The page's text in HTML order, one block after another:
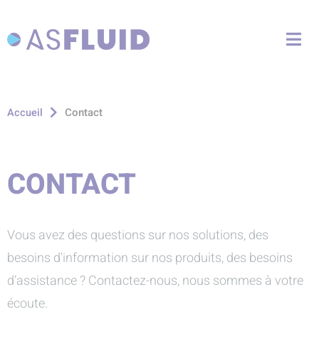
Aller à la recherche
Accueil Contact
CONTACT
Vous avez des questions sur nos solutions, des
besoins d'information sur nos produits, des besoins
d’assistance ? Contactez-nous, nous sommes à votre
écoute.